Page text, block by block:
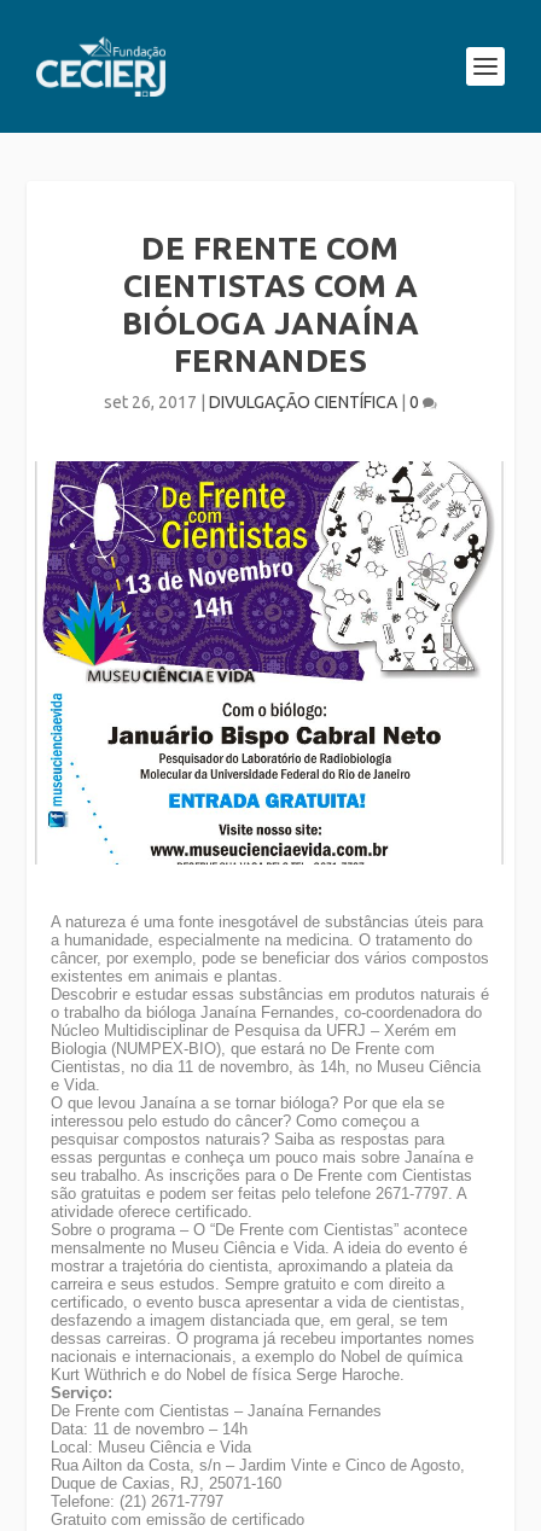
DE FRENTE COM
CIENTISTAS COM A
BIÓLOGA JANAÍNA
FERNANDES
set 26, 2017 DIVULGAÇÃO CIENTÍFICA 0
A natureza é uma fonte inesgotável de substâncias úteis para
a humanidade, especialmente na medicina. O tratamento do
câncer, por exemplo, pode se beneficiar dos vários compostos
existentes em animais e plantas.
Descobrir e estudar essas substâncias em produtos naturais é
o trabalho da bióloga Janaína Fernandes, co-coordenadora do
Núcleo Multidisciplinar de Pesquisa da UFRJ – Xerém em
Biologia (NUMPEX-BIO), que estará no De Frente com
Cientistas, no dia 11 de novembro, às 14h, no Museu Ciência
e Vida.
O que levou Janaína a se tornar bióloga? Por que ela se
interessou pelo estudo do câncer? Como começou a
pesquisar compostos naturais? Saiba as respostas para
essas perguntas e conheça um pouco mais sobre Janaína e
seu trabalho. As inscrições para o De Frente com Cientistas
são gratuitas e podem ser feitas pelo telefone 2671-7797. A
atividade oferece certificado.
Sobre o programa – O “De Frente com Cientistas” acontece
mensalmente no Museu Ciência e Vida. A ideia do evento é
mostrar a trajetória do cientista, aproximando a plateia da
carreira e seus estudos. Sempre gratuito e com direito a
certificado, o evento busca apresentar a vida de cientistas,
desfazendo a imagem distanciada que, em geral, se tem
dessas carreiras. O programa já recebeu importantes nomes
nacionais e internacionais, a exemplo do Nobel de química
Kurt Wüthrich e do Nobel de física Serge Haroche.
Serviço:
De Frente com Cientistas – Janaína Fernandes
Data: 11 de novembro – 14h
Local: Museu Ciência e Vida
Rua Ailton da Costa, s/n – Jardim Vinte e Cinco de Agosto,
Duque de Caxias, RJ, 25071-160
Telefone: (21) 2671-7797
Gratuito com emissão de certificado